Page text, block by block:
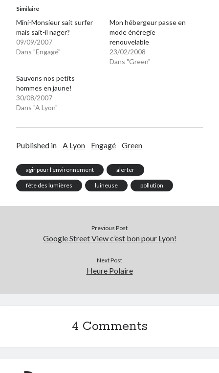
Similaire
Mini-Monsieur sait surfer
mais sait-il nager?
09/09/2007
Dans "Engagé"
Mon hébergeur passe en
mode énéregie
renouvelable
23/02/2008
Dans "Green"
Sauvons nos petits
hommes en jaune!
30/08/2007
Dans "A Lyon"
Published in A Lyon Engagé Green
agir pour l'environnement alerter
fête des lumières luineuse pollution
Previous Post
Google Street View c’est bon pour Lyon!
Next Post
Heure Polaire
4 Comments